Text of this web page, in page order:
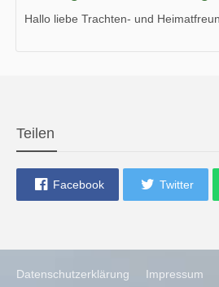
Hallo liebe Trachten- und
Teilen
Facebook Twitter
Datenschutzerklärung Impressum